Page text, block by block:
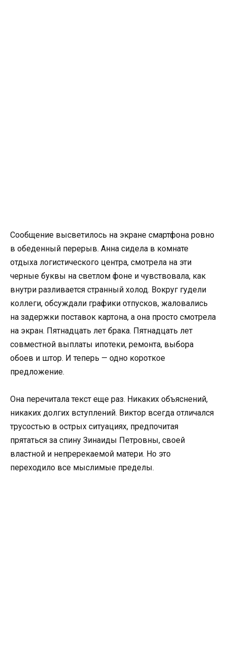
Сообщение высветилось на экране смартфона ровно
в обеденный перерыв. Анна сидела в комнате
отдыха логистического центра, смотрела на эти
черные буквы на светлом фоне и чувствовала, как
внутри разливается странный холод. Вокруг гудели
коллеги, обсуждали графики отпусков, жаловались
на задержки поставок картона, а она просто смотрела
на экран. Пятнадцать лет брака. Пятнадцать лет
совместной выплаты ипотеки, ремонта, выбора
обоев и штор. И теперь — одно короткое
предложение.
Она перечитала текст еще раз. Никаких объяснений,
никаких долгих вступлений. Виктор всегда отличался
трусостью в острых ситуациях, предпочитая
прятаться за спину Зинаиды Петровны, своей
властной и непререкаемой матери. Но это
переходило все мыслимые пределы.